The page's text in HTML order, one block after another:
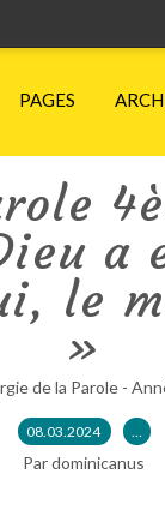
PAGES
a
le
»
de la Parole -
08.03.2024 …
Par dominicanus